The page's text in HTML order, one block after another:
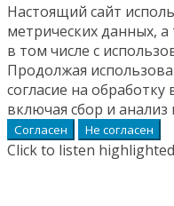
Настоящий сайт
метрических данных,
в том числе с
Продолжая
согласие на
включая сбор и
Согласен Не согласен
Click to listen